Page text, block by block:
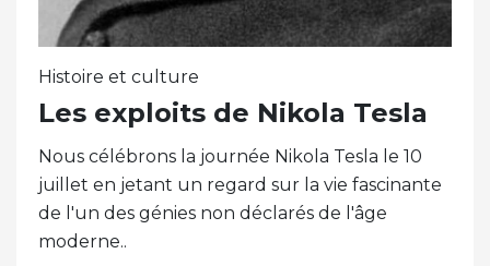
Histoire et culture
Les exploits de Nikola Tesla
Nous célébrons la journée Nikola Tesla le 10
juillet en jetant un regard sur la vie fascinante
de l'un des génies non déclarés de l'âge
moderne..